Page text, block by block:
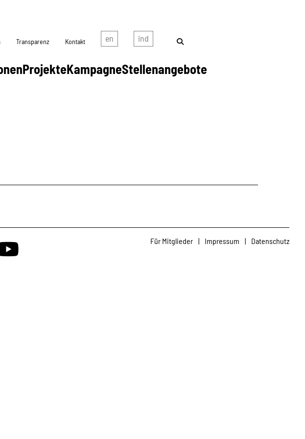
ProjekteKampagneStellenangebote
Transparenz Kontakt
Für Mitglieder | Impressum | Datenschutz